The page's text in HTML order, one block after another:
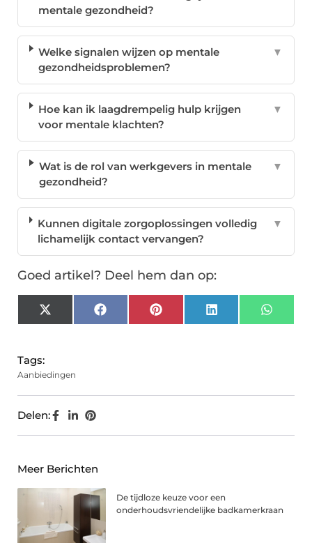
mentale gezondheid?
Welke signalen wijzen op mentale
gezondheidsproblemen?
▼
Hoe kan ik laagdrempelig hulp krijgen
voor mentale klachten?
▼
Wat is de rol van werkgevers in mentale
gezondheid?
▼
Kunnen digitale zorgoplossingen volledig
lichamelijk contact vervangen?
▼
Goed artikel? Deel hem dan op:
X
(Twitter)
FacebookPinterest LinkedIn
Tags:
Aanbiedingen
Delen:
Meer Berichten
De tijdloze keuze voor een
onderhoudsvriendelijke badkamerkraan